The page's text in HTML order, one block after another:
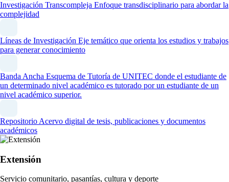
Investigación Transcompleja Enfoque transdisciplinario para abordar la
complejidad
Líneas de Investigación Eje temático que orienta los estudios y trabajos
para generar conocimiento
Banda Ancha Esquema de Tutoría de UNITEC donde el estudiante de
un determinado nivel académico es tutorado por un estudiante de un
nivel académico superior.
Repositorio Acervo digital de tesis, publicaciones y documentos
académicos
Extensión
Servicio comunitario, pasantías, cultura y deporte